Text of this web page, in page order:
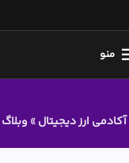
منو
آکادمی ارز دیجیتال» وبلاگ